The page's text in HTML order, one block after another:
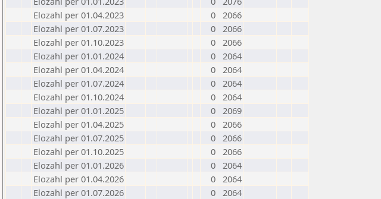
Elozahl per 01.04.2023
0 2066
Elozahl per 01.07.2023
0 2066
Elozahl per 01.10.2023
0 2066
Elozahl per 01.01.2024
0 2064
Elozahl per 01.04.2024
0 2064
Elozahl per 01.07.2024
0 2064
Elozahl per 01.10.2024
0 2064
Elozahl per 01.01.2025
0 2069
Elozahl per 01.04.2025
0 2066
Elozahl per 01.07.2025
0 2066
Elozahl per 01.10.2025
0 2066
Elozahl per 01.01.2026
0 2064
Elozahl per 01.04.2026
0 2064
Elozahl per 01.07.2026
0 2064